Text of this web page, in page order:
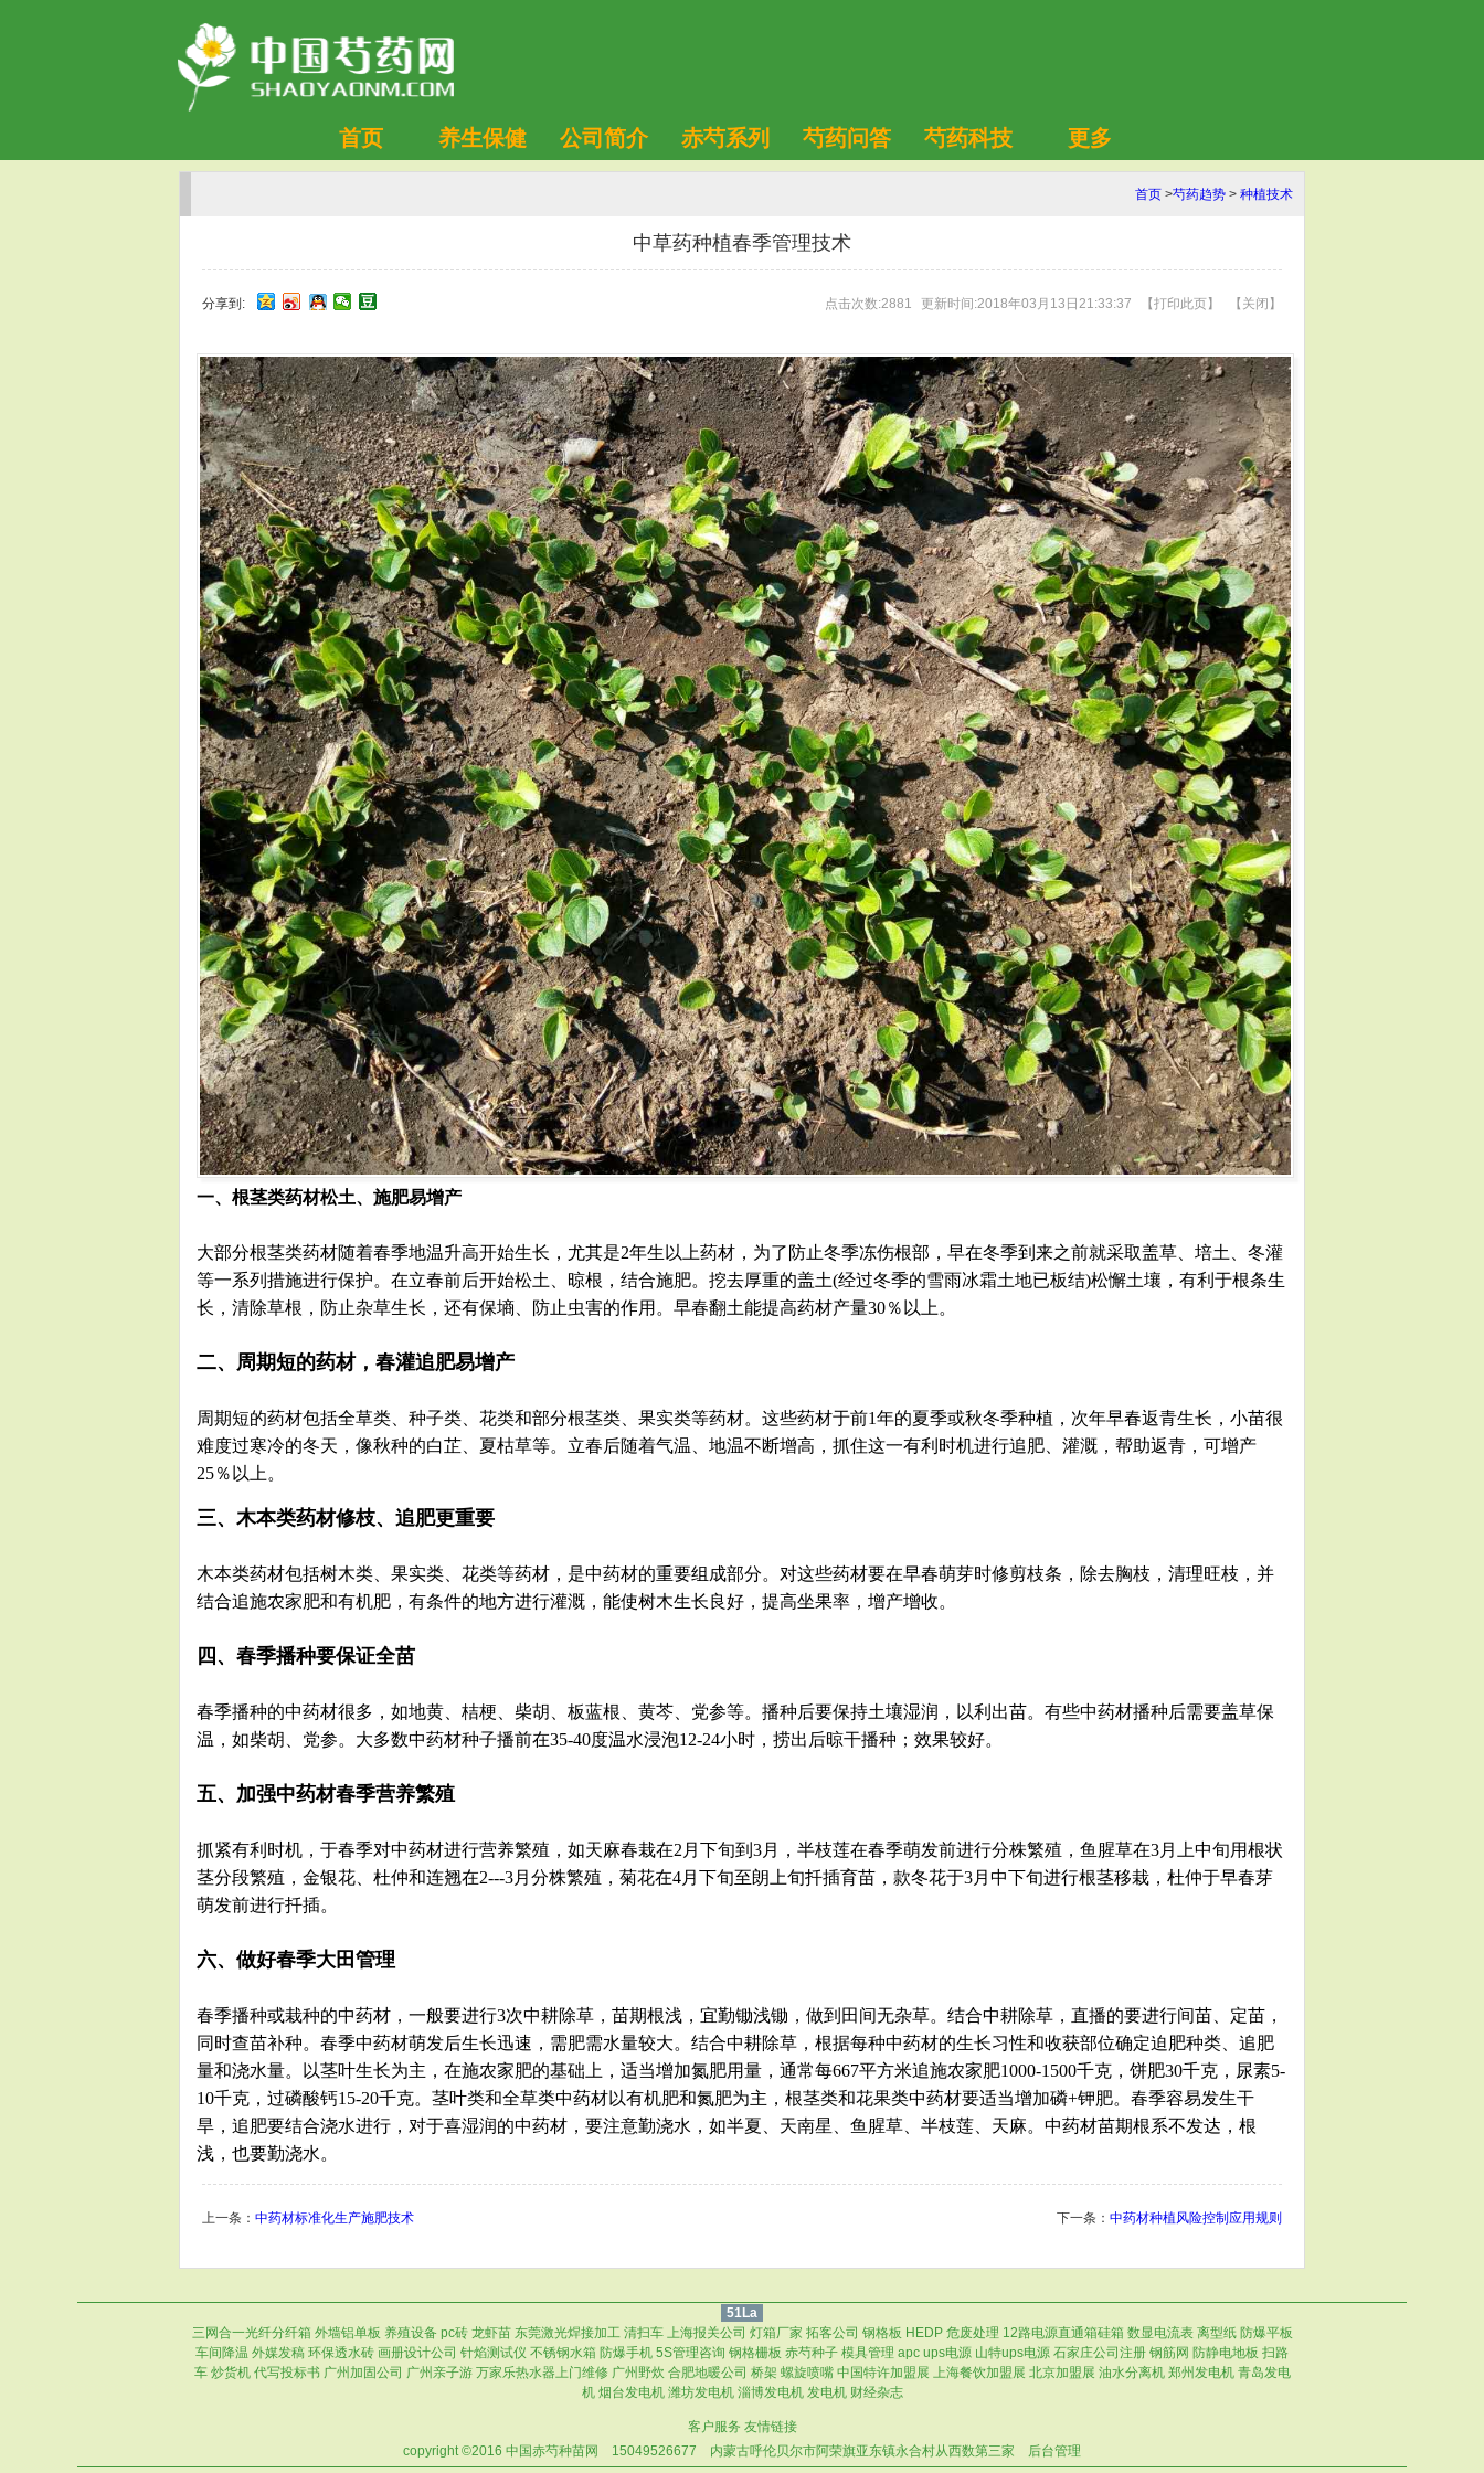
首页 养生保健 公司简介 赤芍系列 芍药问答 芍药科技 更多
首页 >芍药趋势 > 种植技术
中草药种植春季管理技术
分享到: 点击次数:2881 更新时间:2018年03月13日21:33:37 【打印此页】 【 关闭 】
一、根茎类药材松土、施肥易增产
大部分根茎类药材随着春季地温升高开始生长，尤其是2年生以上药材，为了防止冬季冻伤根部，早在冬季到来之前就采取盖草、培土、冬灌
等一系列措施进行保护。在立春前后开始松土、晾根，结合施肥。挖去厚重的盖土(经过冬季的雪雨冰霜土地已板结)松懈土壤，有利于根条生
长，清除草根，防止杂草生长，还有保墒、防止虫害的作用。早春翻土能提高药材产量30％以上。
二、周期短的药材，春灌追肥易增产
周期短的药材包括全草类、种子类、花类和部分根茎类、果实类等药材。这些药材于前1年的夏季或秋冬季种植，次年早春返青生长，小苗很
难度过寒冷的冬天，像秋种的白芷、夏枯草等。立春后随着气温、地温不断增高，抓住这一有利时机进行追肥、灌溉，帮助返青，可增产
25％以上。
三、木本类药材修枝、追肥更重要
木本类药材包括树木类、果实类、花类等药材，是中药材的重要组成部分。对这些药材要在早春萌芽时修剪枝条，除去胸枝，清理旺枝，并
结合追施农家肥和有机肥，有条件的地方进行灌溉，能使树木生长良好，提高坐果率，增产增收。
四、春季播种要保证全苗
春季播种的中药材很多，如地黄、桔梗、柴胡、板蓝根、黄芩、党参等。播种后要保持土壤湿润，以利出苗。有些中药材播种后需要盖草保
温，如柴胡、党参。大多数中药材种子播前在35-40度温水浸泡12-24小时，捞出后晾干播种；效果较好。
五、加强中药材春季营养繁殖
抓紧有利时机，于春季对中药材进行营养繁殖，如天麻春栽在2月下旬到3月，半枝莲在春季萌发前进行分株繁殖，鱼腥草在3月上中旬用根状
茎分段繁殖，金银花、杜仲和连翘在2---3月分株繁殖，菊花在4月下旬至朗上旬扦插育苗，款冬花于3月中下旬进行根茎移栽，杜仲于早春芽
萌发前进行扦插。
六、做好春季大田管理
春季播种或栽种的中药材，一般要进行3次中耕除草，苗期根浅，宜勤锄浅锄，做到田间无杂草。结合中耕除草，直播的要进行间苗、定苗，
同时查苗补种。春季中药材萌发后生长迅速，需肥需水量较大。结合中耕除草，根据每种中药材的生长习性和收获部位确定迫肥种类、追肥
量和浇水量。以茎叶生长为主，在施农家肥的基础上，适当增加氮肥用量，通常每667平方米追施农家肥1000-1500千克，饼肥30千克，尿素5-
10千克，过磷酸钙15-20千克。茎叶类和全草类中药材以有机肥和氮肥为主，根茎类和花果类中药材要适当增加磷+钾肥。春季容易发生干
旱，追肥要结合浇水进行，对于喜湿润的中药材，要注意勤浇水，如半夏、天南星、鱼腥草、半枝莲、天麻。中药材苗期根系不发达，根
浅，也要勤浇水。
上一条： 中药材标准化生产施肥技术 下一条： 中药材种植风险控制应用规则
51La
三网合一光纤分纤箱 外墙铝单板 养殖设备 pc砖 龙虾苗 东莞激光焊接加工 清扫车 上海报关公司 灯箱厂家 拓客公司 钢格板 HEDP 危废处理 12路电源直通箱硅箱 数显电流表 离型纸 防爆平板
车间降温 外媒发稿 环保透水砖 画册设计公司 针焰测试仪 不锈钢水箱 防爆手机 5S管理咨询 钢格栅板 赤芍种子 模具管理 apc ups电源 山特ups电源 石家庄公司注册 钢筋网 防静电地板 扫路
车 炒货机 代写投标书 广州加固公司 广州亲子游 万家乐热水器上门维修 广州野炊 合肥地暖公司 桥架 螺旋喷嘴 中国特许加盟展 上海餐饮加盟展 北京加盟展 油水分离机 郑州发电机 青岛发电
机 烟台发电机 潍坊发电机 淄博发电机 发电机 财经杂志
客户服务 友情链接
copyright ©2016 中国赤芍种苗网 15049526677 内蒙古呼伦贝尔市阿荣旗亚东镇永合村从西数第三家 后台管理